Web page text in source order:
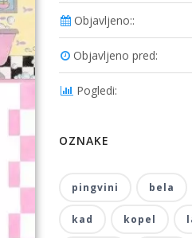
Objavljeno::
Objavljeno pred:
Pogledi:
OZNAKE
pingvini bela
kad kopel